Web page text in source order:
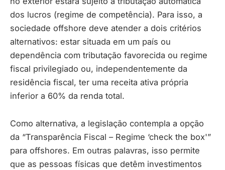
dos lucros (regime de competência). Para isso, a
sociedade offshore deve atender a dois critérios
alternativos: estar situada em um país ou
dependência com tributação favorecida ou regime
fiscal privilegiado ou, independentemente da
residência fiscal, ter uma receita ativa própria
inferior a 60% da renda total.
Como alternativa, a legislação contempla a opção
da “Transparência Fiscal – Regime ‘check the box'”
para offshores. Em outras palavras, isso permite
que as pessoas físicas que detêm investimentos